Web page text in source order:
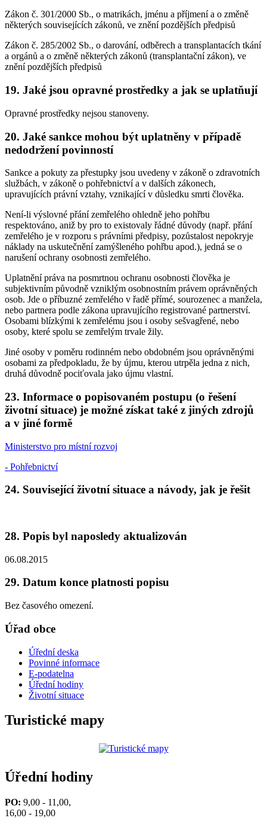
Zákon č. 301/2000 Sb., o matrikách, jménu a příjmení a o změně
některých souvisejících zákonů, ve znění pozdějších předpisů
Zákon č. 285/2002 Sb., o darování, odběrech a transplantacích tkání
a orgánů a o změně některých zákonů (transplantační zákon), ve
znění pozdějších předpisů
19. Jaké jsou opravné prostředky a jak se uplatňují
Opravné prostředky nejsou stanoveny.
20. Jaké sankce mohou být uplatněny v případě
nedodržení povinností
Sankce a pokuty za přestupky jsou uvedeny v zákoně o zdravotních
službách, v zákoně o pohřebnictví a v dalších zákonech,
upravujících právní vztahy, vznikající v důsledku smrti člověka.
Není-li výslovné přání zemřelého ohledně jeho pohřbu
respektováno, aniž by pro to existovaly řádné důvody (např. přání
zemřelého je v rozporu s právními předpisy, pozůstalost nepokryje
náklady na uskutečnění zamýšleného pohřbu apod.), jedná se o
narušení ochrany osobnosti zemřelého.
Uplatnění práva na posmrtnou ochranu osobnosti člověka je
subjektivním původně vzniklým osobnostním právem oprávněných
osob. Jde o příbuzné zemřelého v řadě přímé, sourozenec a manžela,
nebo partnera podle zákona upravujícího registrované partnerství.
Osobami blízkými k zemřelému jsou i osoby sešvagřené, nebo
osoby, které spolu se zemřelým trvale žily.
Jiné osoby v poměru rodinném nebo obdobném jsou oprávněnými
osobami za předpokladu, že by újmu, kterou utrpěla jedna z nich,
druhá důvodně pociťovala jako újmu vlastní.
23. Informace o popisovaném postupu (o řešení
životní situace) je možné získat také z jiných zdrojů
a v jiné formě
Ministerstvo pro místní rozvoj
- Pohřebnictví
24. Související životní situace a návody, jak je řešit
28. Popis byl naposledy aktualizován
06.08.2015
29. Datum konce platnosti popisu
Bez časového omezení.
Úřad obce
Úřední deska
Povinné informace
E-podatelna
Úřední hodiny
Životní situace
Turistické mapy
Úřední hodiny
PO: 9,00 - 11,00,
16,00 - 19,00